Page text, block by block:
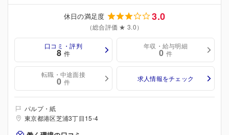
休日の満足度 3.0
（総合評価 ★ 3.0）
口コミ・評判
8 件
年収・給与明細
0 件
転職・中途面接
0 件 求人情報をチェック
パルプ・紙
東京都港区芝浦3丁目15-4